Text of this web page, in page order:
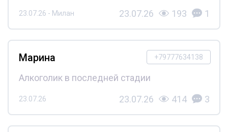
23.07.26 - Милан 23.07.26 193 1
+79777634138
Марина
Алкоголик в последней стадии
23.07.26 23.07.26 414 3